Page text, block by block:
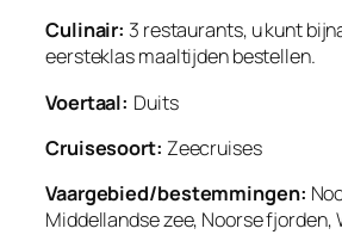
Culinair: 3 restaurants, u kunt
eersteklas maaltijden bestellen.
Voertaal: Duits
Cruisesoort: Zeecruises
Vaargebied/bestemmingen:
Middellandse zee, Noorse fjorden,